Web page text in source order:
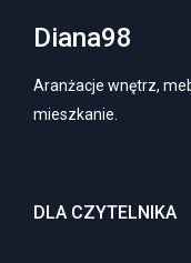
Diana98
Aranżacje wnętrz,
mieszkanie.
DLA CZYTELNIKA